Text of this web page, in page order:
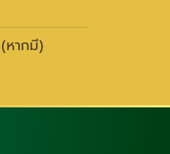
หากมี)